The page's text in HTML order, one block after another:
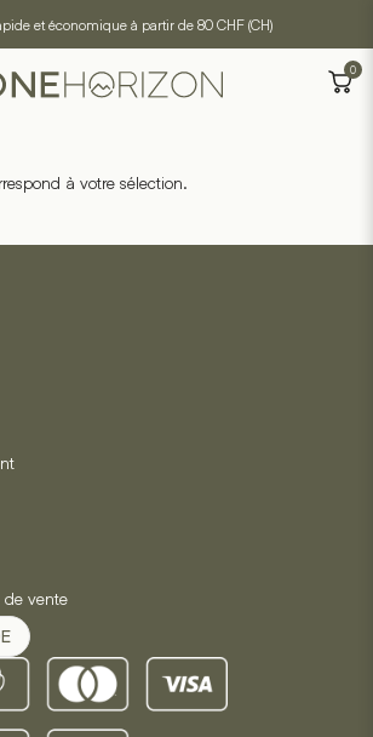
et économique à partir de 80 CHF (CH)
0
à votre sélection.
de vente